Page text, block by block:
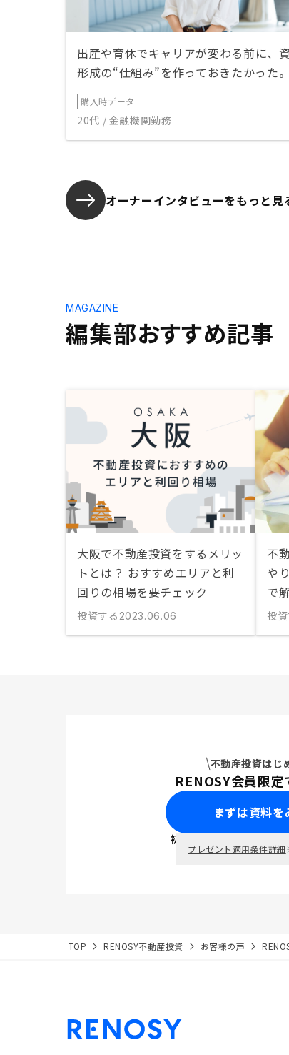
出産や育休でキャリアが変わる前に、
形成の“仕組み”を作っておきたかった。
購入時データ
20代 / 金融機関勤務
オーナーインタビューをもっと見
編集部おすすめ記事
MAGAZINE
大阪で不動産投資をするメリッ
トとは？ おすすめエリアと利
回りの相場を要チェック
投資する 2023.06.06
不
や
で
投
不動産投資はじ
RENOSY会員限定
まずは資料を
初回面談で ポイ
プレゼント適用条件詳細
TOP RENOSY不動産投資 お客様の声